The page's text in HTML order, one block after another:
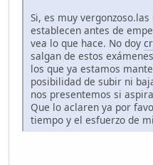
Si, es muy
establecen antes de
vea lo que hace. No doy
salgan de estos
los que ya estamos
posibilidad de subir ni
nos presentemos si
Que lo aclaren ya por
tiempo y el esfuerzo de